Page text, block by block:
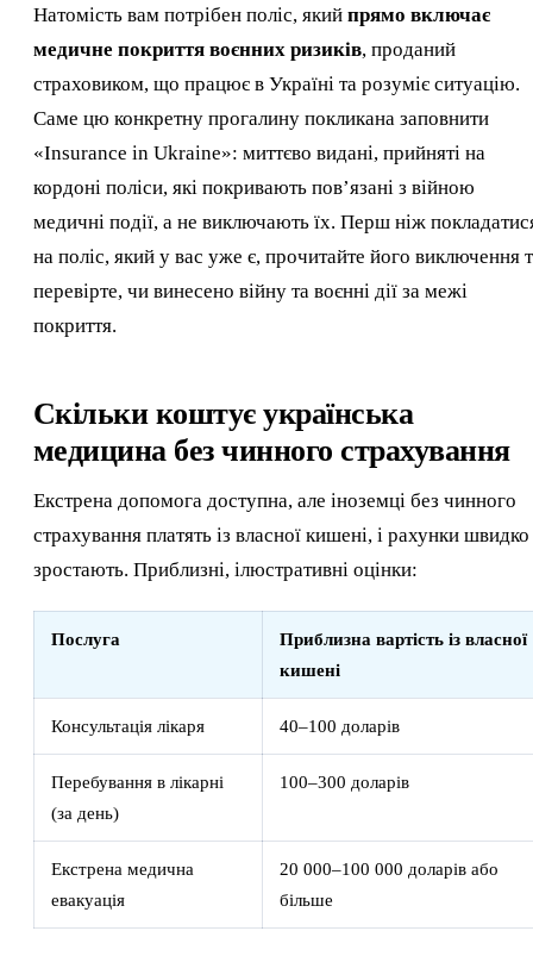
Натомість вам потрібен поліс, який прямо включає
медичне покриття воєнних ризиків, проданий
страховиком, що працює в Україні та розуміє ситуацію.
Саме цю конкретну прогалину покликана заповнити
«Insurance in Ukraine»: миттєво видані, прийняті на
кордоні поліси, які покривають пов’язані з війною
медичні події, а не виключають їх. Перш ніж
на поліс, який у вас уже є, прочитайте його виключення
перевірте, чи винесено війну та воєнні дії за межі
покриття.
Скільки коштує українська
медицина без чинного страхування
Екстрена допомога доступна, але іноземці без чинного
страхування платять із власної кишені, і рахунки швидко
зростають. Приблизні, ілюстративні оцінки:
Послуга
Приблизна вартість із власної
кишені
Консультація лікаря 40–100 доларів
Перебування в лікарні
(за день)
100–300 доларів
Екстрена медична
евакуація
20 000–100 000 доларів або
більше